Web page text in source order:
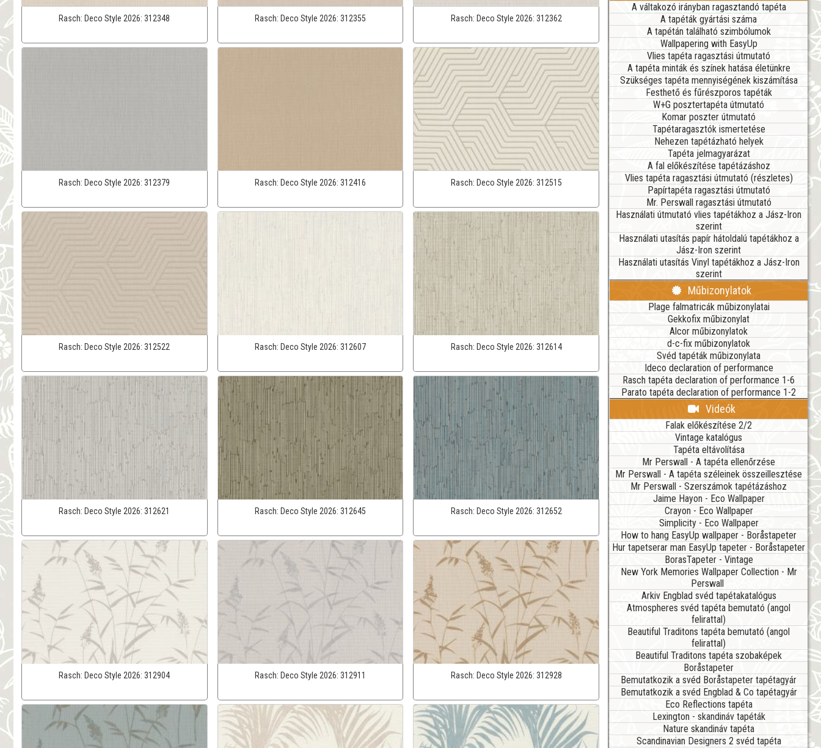
Rasch: Deco Style 2026:312348 Rasch: Deco Style 2026: 312355 Rasch: Deco Style 2026: 312362
Rasch: Deco Style 2026:312379 Rasch: Deco Style 2026: 312416 Rasch: Deco Style 2026: 312515
Rasch: Deco Style 2026:312522 Rasch: Deco Style 2026: 312607 Rasch: Deco Style 2026: 312614
Rasch: Deco Style 2026:312621 Rasch: Deco Style 2026: 312645 Rasch: Deco Style 2026: 312652
Rasch: Deco Style 2026:312904 Rasch: Deco Style 2026: 312911 Rasch: Deco Style 2026: 312928
A váltakozó irányban ragasztandó tapéta
A tapéták gyártási száma
A tapétán található szimbólumok
Wallpapering with EasyUp
Vlies tapéta ragasztási útmutató
A tapéta minták és színek hatása életünkre
Szükséges tapéta mennyiségének kiszámítása
Festhető és fűrészporos tapéták
W+G posztertapéta útmutató
Komar poszter útmutató
Tapétaragasztók ismertetése
Nehezen tapétázható helyek
Tapéta jelmagyarázat
A fal előkészítése tapétázáshoz
Vlies tapéta ragasztási útmutató (részletes)
Papírtapéta ragasztási útmutató
Mr. Perswall ragasztási útmutató
Használati útmutató vlies tapétákhoz a Jász-Iron
szerint
Használati utasítás papír hátoldalú tapétákhoz a
Jász-Iron szerint
Használati utasítás Vinyl tapétákhoz a Jász-Iron
szerint
Műbizonylatok
Plage falmatricák műbizonylatai
Gekkofix műbizonylat
Alcor műbizonylatok
d-c-fix műbizonylatok
Svéd tapéták műbizonylata
Ideco declaration of performance
Rasch tapéta declaration of performance 1-6
Parato tapéta declaration of performance 1-2
Videók
Falak előkészítése 2/2
Vintage katalógus
Tapéta eltávolítása
Mr Perswall - A tapéta ellenőrzése
Mr Perswall - A tapéta széleinek összeillesztése
Mr Perswall - Szerszámok tapétázáshoz
Jaime Hayon - Eco Wallpaper
Crayon - Eco Wallpaper
Simplicity - Eco Wallpaper
How to hang EasyUp wallpaper - Boråstapeter
Hur tapetserar man EasyUp tapeter - Boråstapeter
BorasTapeter - Vintage
New York Memories Wallpaper Collection - Mr
Perswall
Arkiv Engblad svéd tapétakatalógus
Atmospheres svéd tapéta bemutató (angol
felirattal)
Beautiful Traditons tapéta bemutató (angol
felirattal)
Beautiful Traditons tapéta szobaképek
Boråstapeter
Bemutatkozik a svéd Boråstapeter tapétagyár
Bemutatkozik a svéd Engblad & Co tapétagyár
Eco Reflections tapéta
Lexington - skandináv tapéták
Nature skandináv tapéta
Scandinavian Designers 2 svéd tapéta